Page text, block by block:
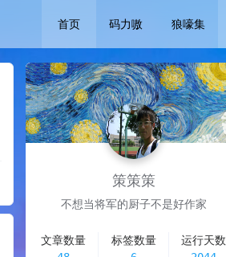
首页 码力嗷 狼嚎集
策策策
不想当将军的厨子不是好作家
文章数量
标签数量
运行天数